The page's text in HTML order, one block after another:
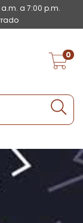
a 7:00 p.m.
0